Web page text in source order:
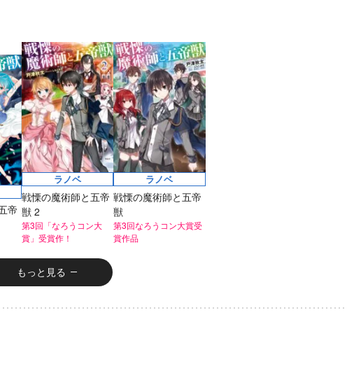
で」 新装版
帝
ラノベ
戦慄の魔術師と五帝
獣 2
第3回「なろうコン大
賞」受賞作！
ラノベ
戦慄の魔術師と五帝
獣
第3回なろうコン大賞受
賞作品
もっと見る